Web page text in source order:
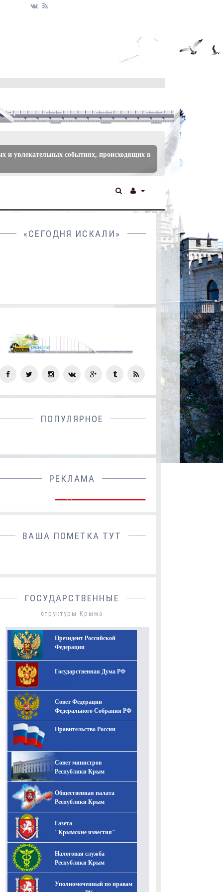
и увлекательных событиях, происходящих в
«СЕГОДНЯ ИСКАЛИ»
СОЦ
СЕТИ
ПОПУЛЯРНОЕ
РЕКЛАМА
ВАША ПОМЕТКА ТУТ
ГОСУДАРСТВЕННЫЕ
структуры Крыма
Президент Российской
Федерации
Государственная Дума РФ
Совет Федерации
Федерального Собрания РФ
Правительство России
Совет министров
Республики Крым
Общественная палата
Республики Крым
Газета
"Крымские известия"
Налоговая служба
Республики Крым
Уполномоченный по правам